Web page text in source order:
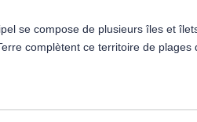
se compose de plusieurs îles et
complètent ce territoire de
Évasion Arawak Beach Resort 4* !